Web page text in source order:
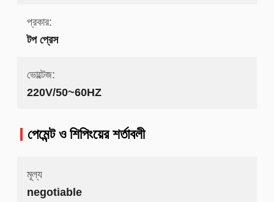
প্রকার:
টপ প্রেস
ভোল্টেজ:
220V/50~60HZ
পেমেন্ট ও শিপিংয়ের শর্তাবলী
মূল্য
negotiable